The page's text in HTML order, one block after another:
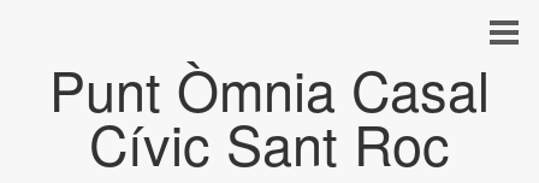
Punt Òmnia Casal
Cívic Sant Roc